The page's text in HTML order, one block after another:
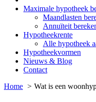
Maximale hypotheek
Maandlasten
Annuïteit
Hypotheekrente
Alle hypotheek
Hypotheekvormen
Nieuws & Blog
Contact
Home
Wat is een